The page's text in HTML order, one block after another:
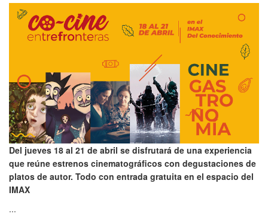
Del jueves 18 al 21 de abril se disfrutará de una experiencia
que reúne estrenos cinematográficos con degustaciones de
platos de autor. Todo con entrada gratuita en el espacio del
IMAX
...